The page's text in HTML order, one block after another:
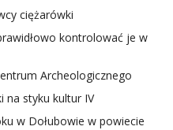
ciężarówki
kontrolować je w
Archeologicznego
na styku kultur IV
w Dołubowie w powiecie